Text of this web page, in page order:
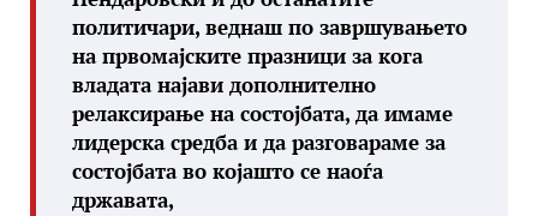
политичари, веднаш по завршувањето
на првомајските празници за кога
владата најави дополнително
релаксирање на состојбата, да имаме
лидерска средба и да разговараме за
состојбата во којашто се наоѓа
државата,